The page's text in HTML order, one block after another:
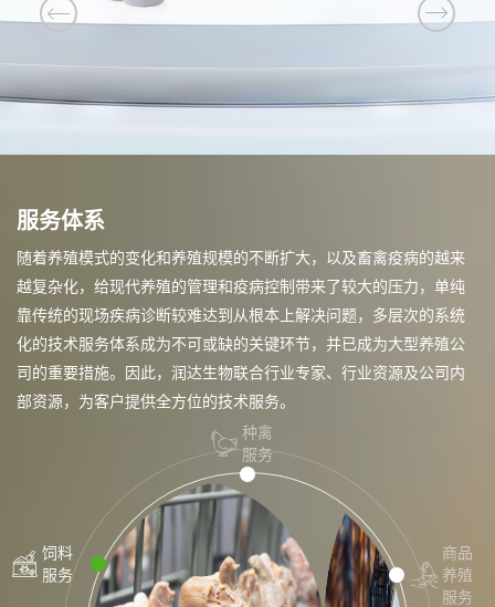
服务体系
随着养殖模式的变化和养殖规模的不断扩大，以及畜禽疫病的越来
越复杂化，给现代养殖的管理和疫病控制带来了较大的压力，单纯
靠传统的现场疾病诊断较难达到从根本上解决问题，多层次的系统
化的技术服务体系成为不可或缺的关键环节，并已成为大型养殖公
司的重要措施。因此，润达生物联合行业专家、行业资源及公司内
部资源，为客户提供全方位的技术服务。
种禽
服务
商品
养殖
服务
饲料
服务